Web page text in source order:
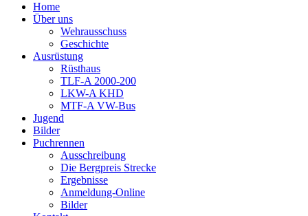
Home
Über uns
Wehrausschuss
Geschichte
Ausrüstung
Rüsthaus
TLF-A 2000-200
LKW-A KHD
MTF-A VW-Bus
Jugend
Bilder
Puchrennen
Ausschreibung
Die Bergpreis Strecke
Ergebnisse
Anmeldung-Online
Bilder